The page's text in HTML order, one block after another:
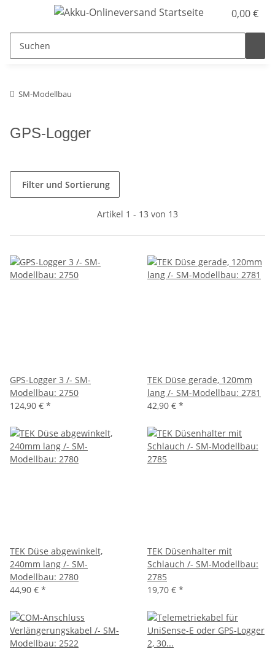
0,00 €
SM-Modellbau
GPS-Logger
Filter und Sortierung
Artikel 1 - 13 von 13
GPS-Logger 3 /- SM-
Modellbau: 2750
124,90 € *
TEK Düse gerade, 120mm
lang /- SM-Modellbau: 2781
42,90 € *
TEK Düse abgewinkelt,
240mm lang /- SM-
Modellbau: 2780
44,90 € *
TEK Düsenhalter mit
Schlauch /- SM-Modellbau:
2785
19,70 € *